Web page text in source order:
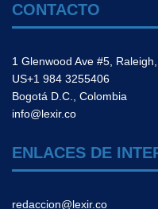
CONTACTO
1 Glenwood Ave #5,
US+1 984 3255406
Bogotá D.C., Colombia
info@lexir.co
ENLACES DE
redaccion@lexir.co